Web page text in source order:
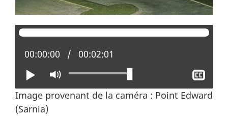
Lire
Activer
le
mode
Position actuelle :
00:00:00 Temps total :
00:02:01
le
Image provenant de la caméra : Point Edward
(Sarnia)